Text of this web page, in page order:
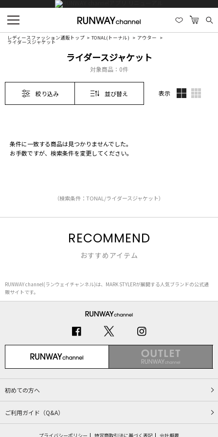
レディースファッション通販トップ TONAL(トーナル) アウター
ライダースジャケット
ライダースジャケット
対象商品： 0件
絞り込み 並び替え 表示
条件に一致する商品は見つかりませんでした。
お手数ですが、検索条件を変更してください。
（検索条件：TONAL/ライダースジャケット）
RECOMMEND
おすすめアイテム
RUNWAY channel(ランウェイチャンネル)は、MARK STYLERが展開する人気ブランドの公式通
販サイトです。
初めての方へ
ご利用ガイド（Q&A）
プライバシーポリシー 特定商取引法に基づく表記 会社概要